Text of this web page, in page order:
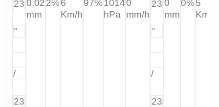
23
°
/
23
0.02
mm
2%6
Km/h
97%1014
hPa
0
mm/h
23
°
/
23
0
mm
0%5
Km/h